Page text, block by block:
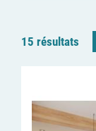
15 résultats